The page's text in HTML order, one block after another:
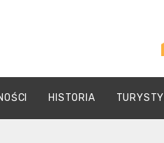
HISTORIA